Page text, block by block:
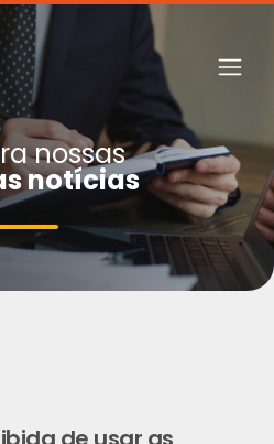
nossas
notícias